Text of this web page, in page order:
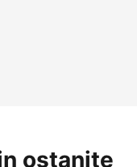
ostanite